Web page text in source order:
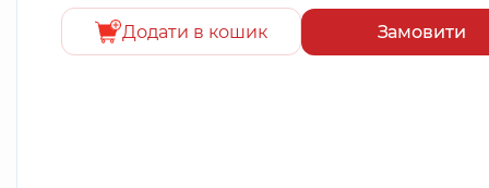
Додати в кошик Замовити